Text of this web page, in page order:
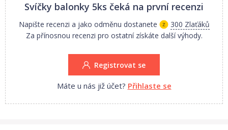
Svíčky balonky 5ks čeká na první recenzi
Napište recenzi a jako odměnu dostanete
300 Zlaťáků
Za přínosnou recenzi pro ostatní získáte další výhody.
Registrovat se
Máte u nás již účet? Přihlaste se